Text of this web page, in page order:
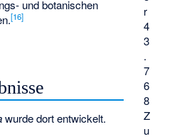
r
4
3
.
7
6
8
Z
u
und botanischen
[16]
wurde dort entwickelt.